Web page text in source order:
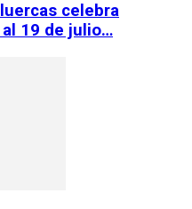
celebra
19 de julio…